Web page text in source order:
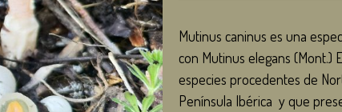
Mutinus caninus es una
con Mutinus elegans (Mont.)
especies procedentes de
Península Ibérica y que